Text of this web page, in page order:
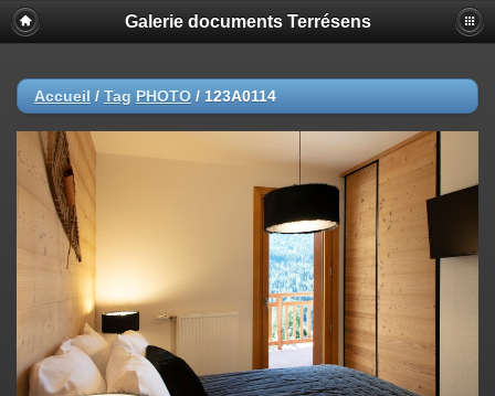
Galerie documents Terrésens
Accueil / Tag PHOTO / 123A0114